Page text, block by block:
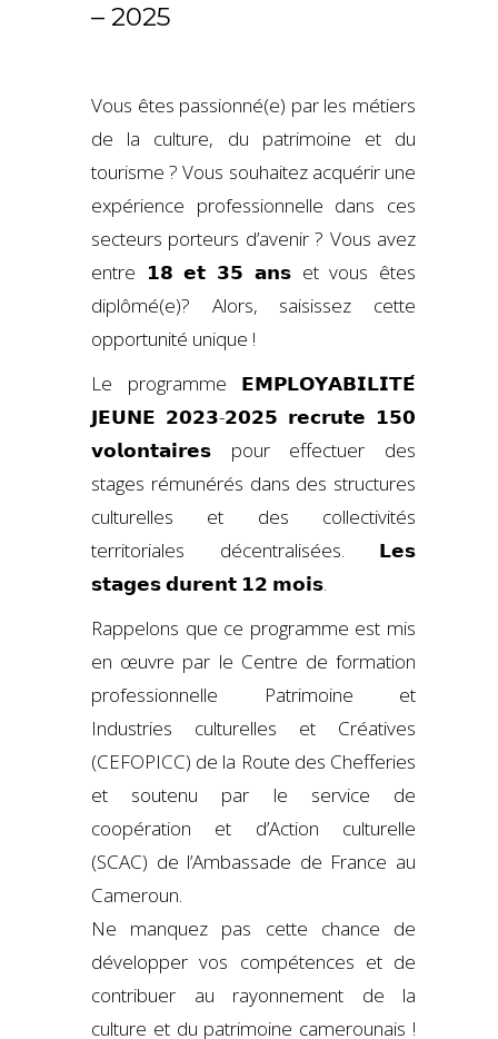
– 2025
Vous êtes passionné(e) par les métiers
de la culture, du patrimoine et du
tourisme ? Vous souhaitez acquérir une
expérience professionnelle dans ces
secteurs porteurs d’avenir ? Vous avez
entre 𝟭𝟴 𝗲𝘁 𝟯𝟱 𝗮𝗻𝘀 et vous êtes
diplômé(e)? Alors, saisissez cette
opportunité unique !
Le programme 𝗘𝗠𝗣𝗟𝗢𝗬𝗔𝗕𝗜𝗟𝗜𝗧𝗘́
𝗝𝗘𝗨𝗡𝗘 𝟮𝟬𝟮𝟯-𝟮𝟬𝟮𝟱 𝗿𝗲𝗰𝗿𝘂𝘁𝗲 𝟭𝟱𝟬
𝘃𝗼𝗹𝗼𝗻𝘁𝗮𝗶𝗿𝗲𝘀 pour effectuer des
stages rémunérés dans des structures
culturelles et des collectivités
territoriales décentralisées. 𝗟𝗲𝘀
𝘀𝘁𝗮𝗴𝗲𝘀 𝗱𝘂𝗿𝗲𝗻𝘁 𝟭𝟮 𝗺𝗼𝗶𝘀.
Rappelons que ce programme est mis
en œuvre par le Centre de formation
professionnelle Patrimoine et
Industries culturelles et Créatives
(CEFOPICC) de la Route des Chefferies
et soutenu par le service de
coopération et d’Action culturelle
(SCAC) de l’Ambassade de France au
Cameroun.
Ne manquez pas cette chance de
développer vos compétences et de
contribuer au rayonnement de la
culture et du patrimoine camerounais !